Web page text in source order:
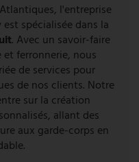
l'entreprise
spécialisée dans la
. Avec un savoir-faire
ferronnerie, nous
de services pour
de nos clients. Notre
sur la création
allant des
aux garde-corps en